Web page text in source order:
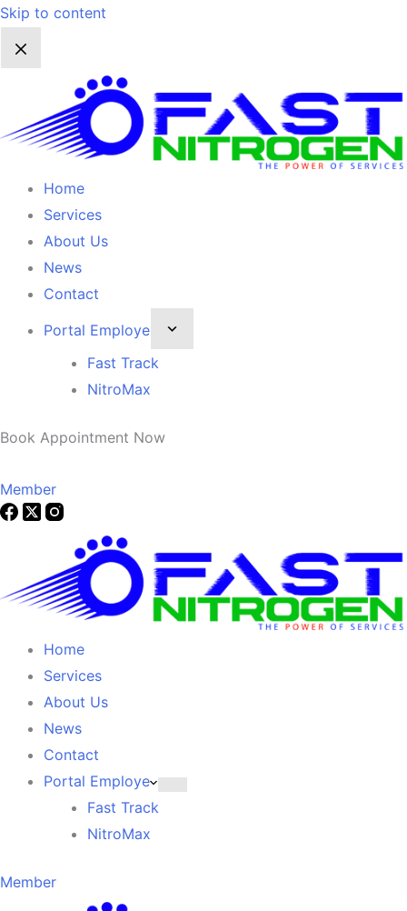
Skip to content
Home
Services
About Us
News
Contact
Portal Employe
Fast Track
NitroMax
Book Appointment Now
Member
Home
Services
About Us
News
Contact
Portal Employe
Fast Track
NitroMax
Member